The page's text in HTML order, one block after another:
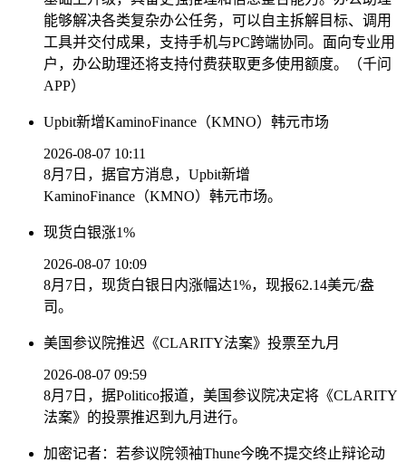
能够解决各类复杂办公任务，可以自主拆解目标、调用
工具并交付成果，支持手机与PC跨端协同。面向专业用
户，办公助理还将支持付费获取更多使用额度。（千问
APP）
Upbit新增KaminoFinance（KMNO）韩元市场
2026-08-07 10:11
8月7日，据官方消息，Upbit新增
KaminoFinance（KMNO）韩元市场。
现货白银涨1%
2026-08-07 10:09
8月7日，现货白银日内涨幅达1%，现报62.14美元/盎
司。
美国参议院推迟《CLARITY法案》投票至九月
2026-08-07 09:59
8月7日，据Politico报道，美国参议院决定将《CLARITY
法案》的投票推迟到九月进行。
加密记者：若参议院领袖Thune今晚不提交终止辩论动